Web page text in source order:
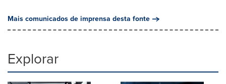
Mais comunicados de imprensa desta fonte
Explorar